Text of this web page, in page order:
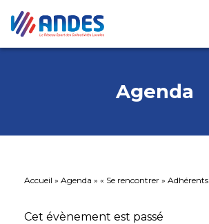
Agenda
Accueil » Agenda » « Se rencontrer » Adhérents
Cet évènement est passé